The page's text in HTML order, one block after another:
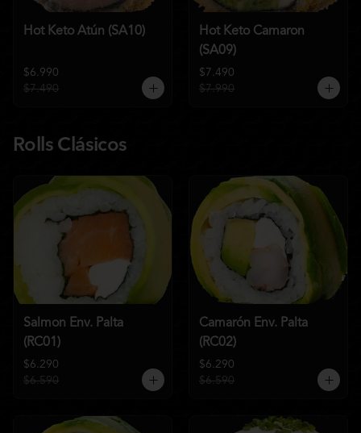
Hot Keto Atún (SA10)
$6.990
$7.490
Hot Keto Camaron
(SA09)
$7.490
$7.990
Rolls Clásicos
Salmon Env. Palta
(RC01)
$6.290
$6.590
Camarón Env. Palta
(RC02)
$6.290
$6.590